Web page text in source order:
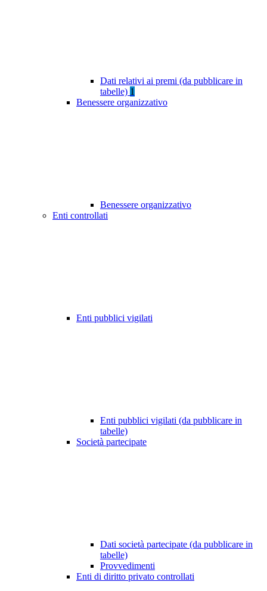
Dati relativi ai premi (da pubblicare in
tabelle) 1
Benessere organizzativo
Benessere organizzativo
Enti controllati
Enti pubblici vigilati
Enti pubblici vigilati (da pubblicare in
tabelle)
Società partecipate
Dati società partecipate (da pubblicare in
tabelle)
Provvedimenti
Enti di diritto privato controllati